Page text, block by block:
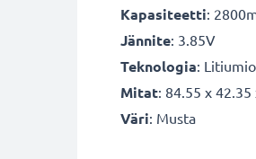
Kapasiteetti:
Jännite: 3.85V
Teknologia:
Mitat: 84.55 x
Väri: Musta